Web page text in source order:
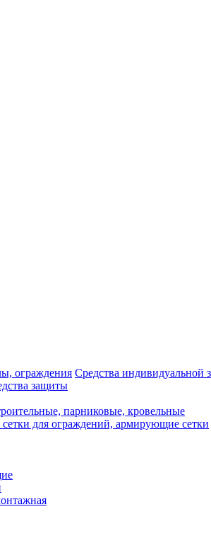
Средства индивидуальной
защиты
парниковые, кровельные
сетки для ограждений, армирующие сетки